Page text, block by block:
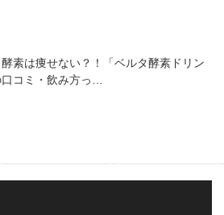
素は痩せない？！「ベルタ酵素ドリン
コミ・飲み方っ…